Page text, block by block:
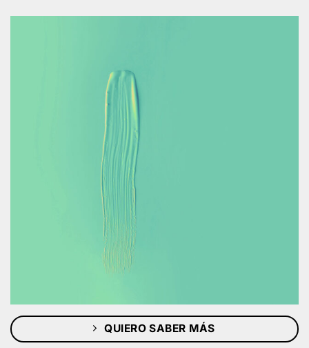
QUIERO SABER MÁS